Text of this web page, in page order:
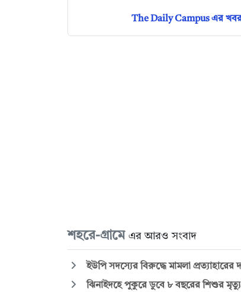
The Daily Campus এর
শহরে-গ্রামে এর আরও সংবাদ
ইউপি সদস্যের বিরুদ্ধে মামলা প্রত্যাহারের
ঝিনাইদহে পুকুরে ডুবে ৮ বছরের শিশুর মৃত্যু